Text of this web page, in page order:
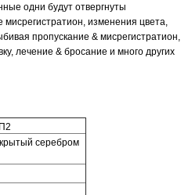
одни будут отвергнуты
мисрегистратион, изменения цвета,
пропускание & мисрегистратион,
лечение & бросание и много других
серебром